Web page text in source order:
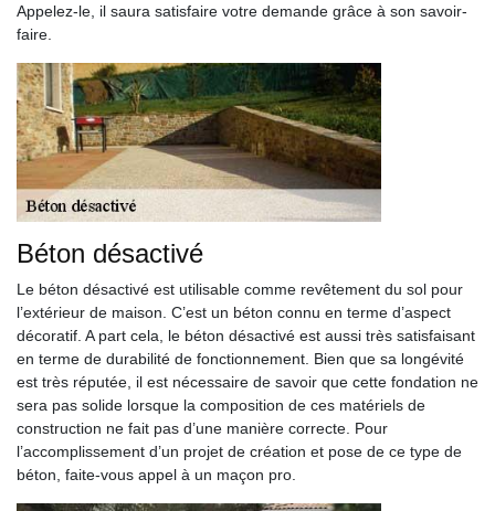
Appelez-le, il saura satisfaire votre demande grâce à son savoir-
faire.
Béton désactivé
Le béton désactivé est utilisable comme revêtement du sol pour
l’extérieur de maison. C’est un béton connu en terme d’aspect
décoratif. A part cela, le béton désactivé est aussi très satisfaisant
en terme de durabilité de fonctionnement. Bien que sa longévité
est très réputée, il est nécessaire de savoir que cette fondation ne
sera pas solide lorsque la composition de ces matériels de
construction ne fait pas d’une manière correcte. Pour
l’accomplissement d’un projet de création et pose de ce type de
béton, faite-vous appel à un maçon pro.